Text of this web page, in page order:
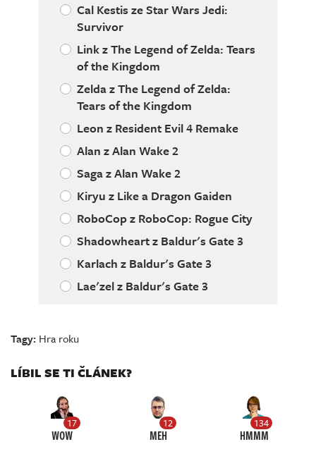
Cal Kestis ze Star Wars Jedi:
Survivor
Link z The Legend of Zelda: Tears
of the Kingdom
Zelda z The Legend of Zelda:
Tears of the Kingdom
Leon z Resident Evil 4 Remake
Alan z Alan Wake 2
Saga z Alan Wake 2
Kiryu z Like a Dragon Gaiden
RoboCop z RoboCop: Rogue City
Shadowheart z Baldur's Gate 3
Karlach z Baldur's Gate 3
Lae'zel z Baldur's Gate 3
Tagy: Hra roku
LÍBIL SE TI ČLÁNEK?
17
WOW
12
MEH
134
HMMM